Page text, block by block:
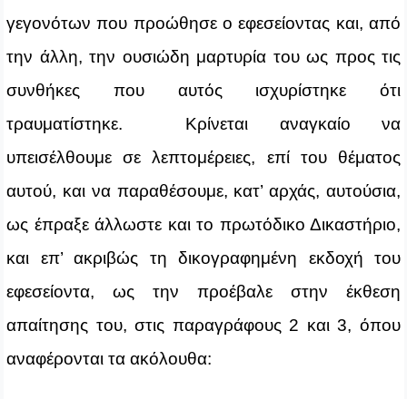
γεγονότων που προώθησε ο εφεσείοντας και, από
την άλλη, την ουσιώδη μαρτυρία του ως προς τις
συνθήκες που αυτός ισχυρίστηκε ότι
τραυματίστηκε. Κρίνεται αναγκαίο να
υπεισέλθουμε σε λεπτομέρειες, επί του θέματος
αυτού, και να παραθέσουμε, κατ’ αρχάς, αυτούσια,
ως έπραξε άλλωστε και το πρωτόδικο Δικαστήριο,
και επ’ ακριβώς τη δικογραφημένη εκδοχή του
εφεσείοντα, ως την προέβαλε στην έκθεση
απαίτησης του, στις παραγράφους 2 και 3, όπου
αναφέρονται τα ακόλουθα: